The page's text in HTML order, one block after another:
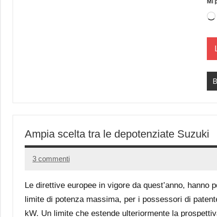
Mi
Ampia scelta tra le depotenziate Suzuki
29
2016
Andrea
3 commenti
Le direttive europee in vigore da quest’anno, hanno
limite di potenza massima, per i possessori di
kW. Un limite che estende ulteriormente la